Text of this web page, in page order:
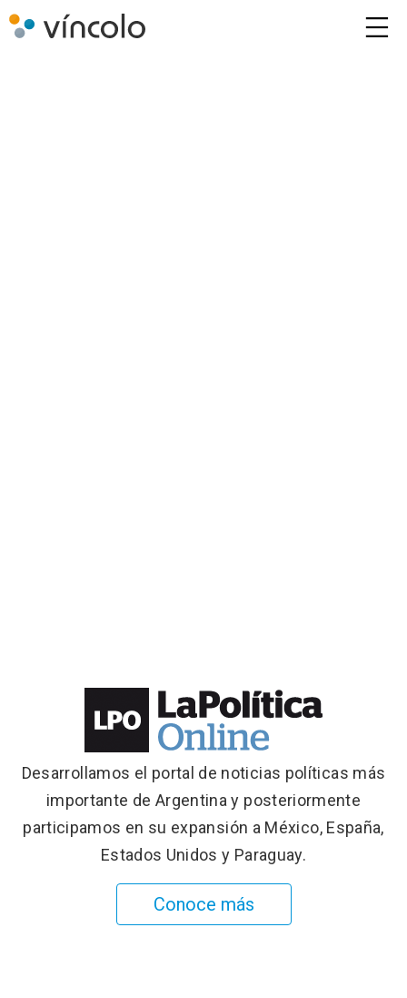
Desarrollamos el portal de noticias políticas más
importante de Argentina y posteriormente
participamos en su expansión a México, España,
Estados Unidos y Paraguay.
Conoce más